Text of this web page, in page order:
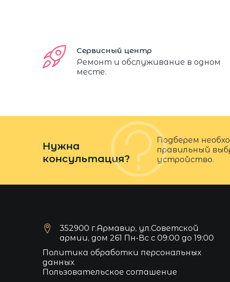
Сервисный центр
Ремонт и обслуживание в одном
месте.
Нужна
консультация?
Подберем
правильный
устройство.
352900 г.Армавир, ул.Советской
армии, дом 261 Пн-Вс с 09:00 до 19:00
Политика обработки персональных
данных
Пользовательское соглашение